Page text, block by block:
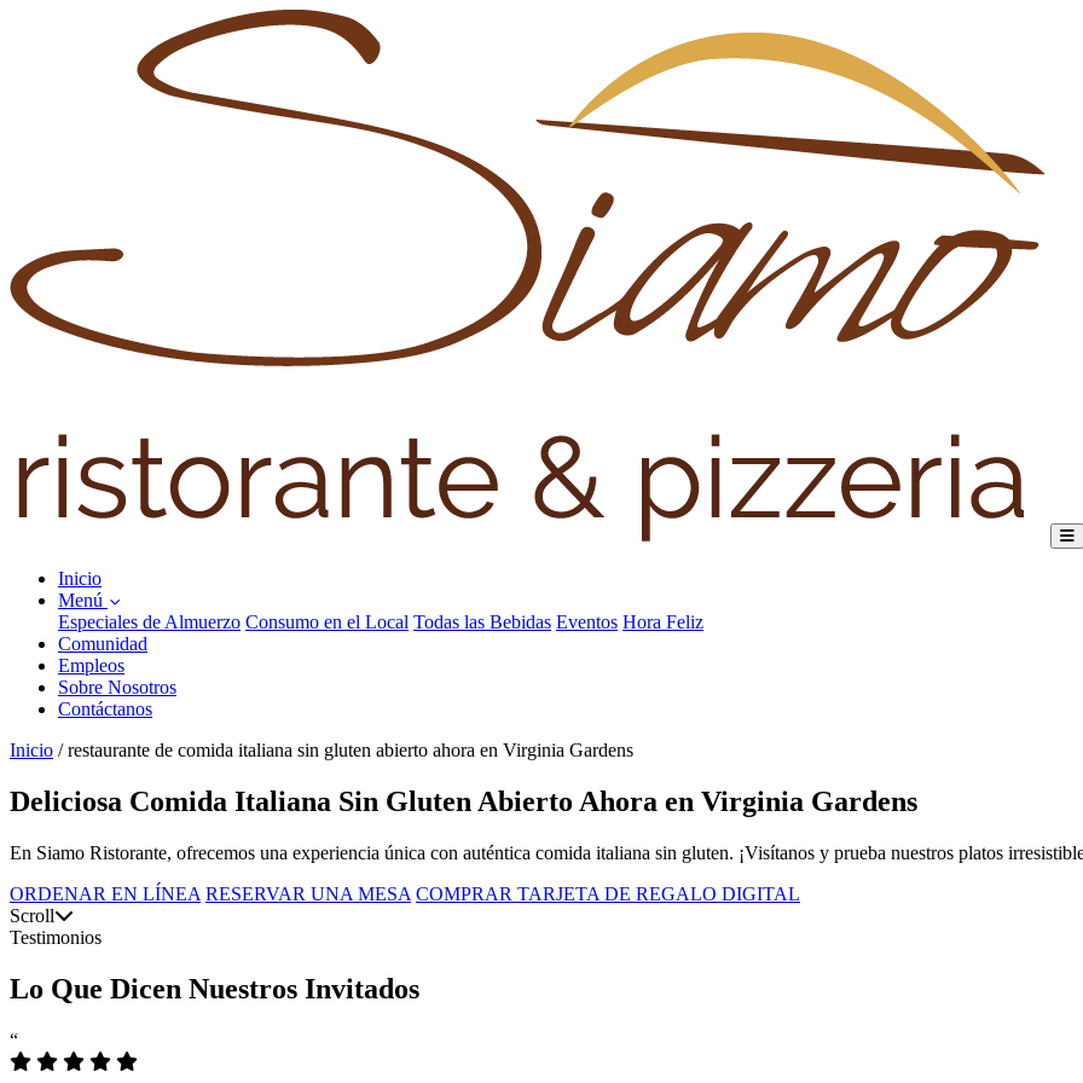
Inicio
Menú
Especiales de Almuerzo Consumo en el Local Todas las Bebidas Eventos Hora Feliz
Comunidad
Empleos
Sobre Nosotros
Contáctanos
Inicio / restaurante de comida italiana sin gluten abierto ahora en Virginia Gardens
Deliciosa Comida Italiana Sin Gluten Abierto Ahora en Virginia Gardens
En Siamo Ristorante, ofrecemos una experiencia única con auténtica comida italiana sin gluten. ¡Visítanos y prueba nuestros platos
ORDENAR EN LÍNEA RESERVAR UNA MESA COMPRAR TARJETA DE REGALO DIGITAL
Scroll
Testimonios
Lo Que Dicen Nuestros Invitados
“